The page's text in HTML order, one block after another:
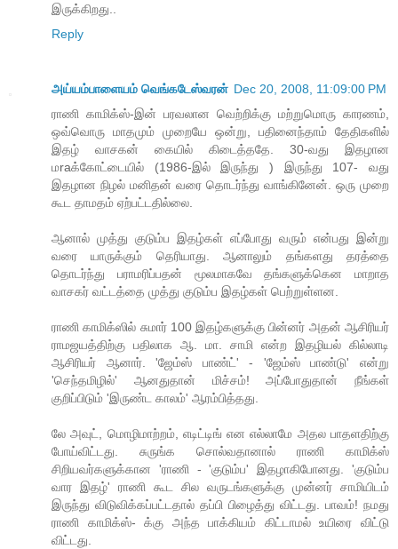
இருக்கிறது..
Reply
அய்யம்பாளையம் வெங்கடேஸ்வரன் Dec 20, 2008, 11:09:00 PM
ராணி காமிக்ஸ்-இன் பரவலான வெற்றிக்கு மற்றுமொரு காரணம்,
ஒவ்வொரு மாதமும் முறையே ஒன்று, பதினைந்தாம் தேதிகளில்
இதழ் வாசகன் கையில் கிடைத்ததே. 30-வது இதழான
மraக்கோட்டையில் (1986-இல் இருந்து ) இருந்து 107- வது
இதழான நிழல் மனிதன் வரை தொடர்ந்து வாங்கினேன். ஒரு முறை
கூட தாமதம் ஏற்பட்டதில்லை.
ஆனால் முத்து குடும்ப இதழ்கள் எப்போது வரும் என்பது இன்று
வரை யாருக்கும் தெரியாது. ஆனாலும் தங்களது தரத்தை
தொடர்ந்து பராமரிப்பதன் மூலமாகவே தங்களுக்கென மாறாத
வாசகர் வட்டத்தை முத்து குடும்ப இதழ்கள் பெற்றுள்ளன.
ராணி காமிக்ஸில் சுமார் 100 இதழ்களுக்கு பின்னர் அதன் ஆசிரியர்
ராமஜயத்திற்கு பதிலாக ஆ. மா. சாமி என்ற இதழியல் கில்லாடி
ஆசிரியர் ஆனார். 'ஜேம்ஸ் பாண்ட்' - 'ஜேம்ஸ் பாண்டு' என்று
'செந்தமிழில்' ஆனதுதான் மிச்சம்! அப்போதுதான் நீங்கள்
குறிப்பிடும் 'இருண்ட காலம்' ஆரம்பித்தது.
லே அவுட், மொழிமாற்றம், எடிட்டிங் என எல்லாமே அதல பாதளதிற்கு
போய்விட்டது. சுருங்க சொல்வதானால் ராணி காமிக்ஸ்
சிறியவர்களுக்கான 'ராணி - 'குடும்ப' இதழாகிபோனது. 'குடும்ப
வார இதழ்' ராணி கூட சில வருடங்களுக்கு முன்னர் சாமியிடம்
இருந்து விடுவிக்கப்பட்டதால் தப்பி பிழைத்து விட்டது. பாவம்! நமது
ராணி காமிக்ஸ்- க்கு அந்த பாக்கியம் கிட்டாமல் உயிரை விட்டு
விட்டது.